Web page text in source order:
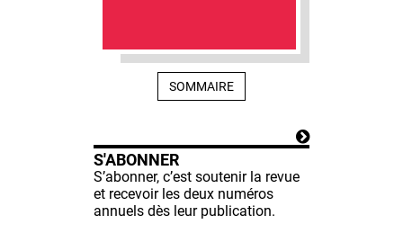
SOMMAIRE
S'ABONNER
S’abonner, c’est soutenir la revue
et recevoir les deux numéros
annuels dès leur publication.